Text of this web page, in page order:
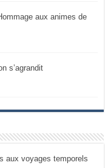
aux animes de
s’agrandit
aux voyages temporels